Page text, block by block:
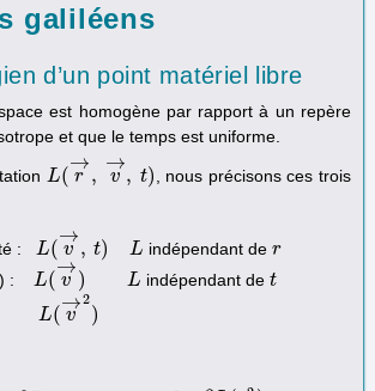
galiléens
d’un point matériel libre
est homogène par rapport à un repère
et que le temps est uniforme.
L( r
→
, v
→
, t)
L(r → v →, t
, nous précisons ces trois
: L( v
→
, t) L
L(v → )L indépendant der
r
: L( v
→
) L
L(v → L indépendant det
t
: L( v
→2
)
L(v → )